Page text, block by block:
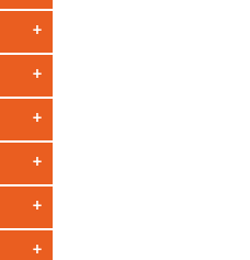
+
+
+
+
+
+